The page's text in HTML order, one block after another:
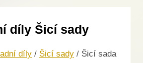
díly Šicí sady
díly / Šicí sady / Šicí sada